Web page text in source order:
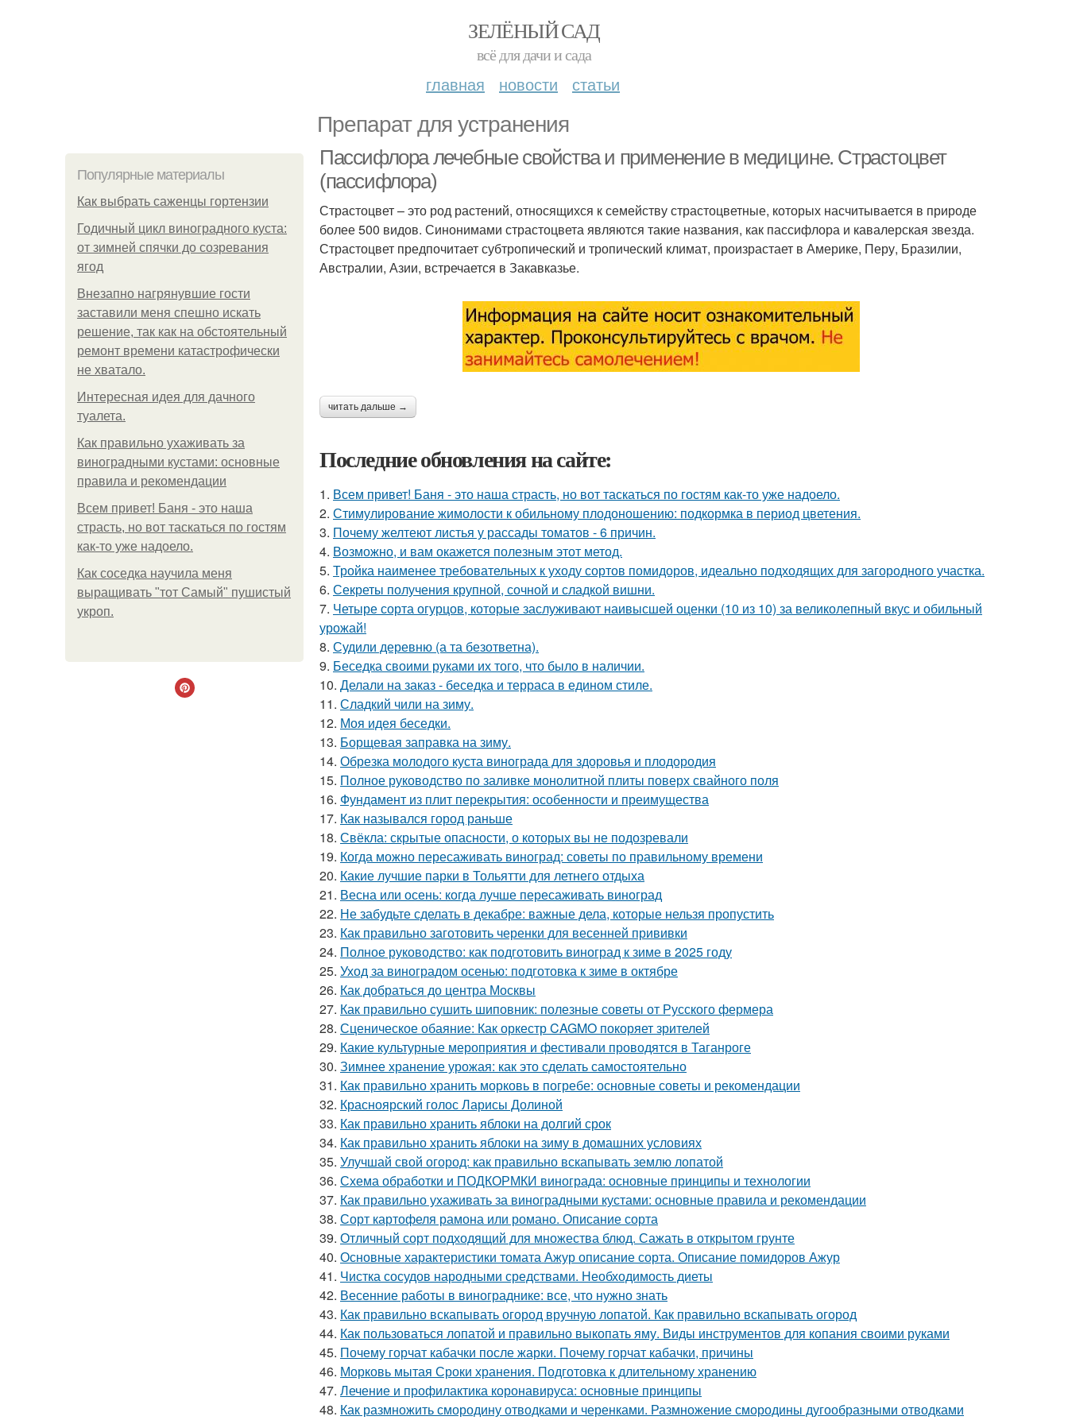
ЗЕЛЁНЫЙ САД
всё для дачи и сада
главная новости статьи
Препарат для устранения
Популярные материалы
Как выбрать саженцы гортензии
Годичный цикл виноградного куста:
от зимней спячки до созревания
ягод
Внезапно нагрянувшие гости
заставили меня спешно искать
решение, так как на обстоятельный
ремонт времени катастрофически
не хватало.
Интересная идея для дачного
туалета.
Как правильно ухаживать за
виноградными кустами: основные
правила и рекомендации
Всем привет! Баня - это наша
страсть, но вот таскаться по гостям
как-то уже надоело.
Как соседка научила меня
выращивать "тот Самый" пушистый
укроп.
Пассифлора лечебные свойства и применение в медицине. Страстоцвет
(пассифлора)
Страстоцвет – это род растений, относящихся к семейству страстоцветные, которых насчитывается в природе
более 500 видов. Синонимами страстоцвета являются такие названия, как пассифлора и кавалерская звезда.
Страстоцвет предпочитает субтропический и тропический климат, произрастает в Америке, Перу, Бразилии,
Австралии, Азии, встречается в Закавказье.
читать дальше →
Последние обновления на сайте:
1. Всем привет! Баня - это наша страсть, но вот таскаться по гостям как-то уже надоело.
2. Стимулирование жимолости к обильному плодоношению: подкормка в период цветения.
3. Почему желтеют листья у рассады томатов - 6 причин.
4. Возможно, и вам окажется полезным этот метод.
5. Тройка наименее требовательных к уходу сортов помидоров, идеально подходящих для загородного участка.
6. Секреты получения крупной, сочной и сладкой вишни.
7. Четыре сорта огурцов, которые заслуживают наивысшей оценки (10 из 10) за великолепный вкус и обильный
урожай!
8. Судили деревню (а та безответна).
9. Беседка своими руками их того, что было в наличии.
10. Делали на заказ - беседка и терраса в едином стиле.
11. Сладкий чили на зиму.
12. Моя идея беседки.
13. Борщевая заправка на зиму.
14. Обрезка молодого куста винограда для здоровья и плодородия
15. Полное руководство по заливке монолитной плиты поверх свайного поля
16. Фундамент из плит перекрытия: особенности и преимущества
17. Как назывался город раньше
18. Свёкла: скрытые опасности, о которых вы не подозревали
19. Когда можно пересаживать виноград: советы по правильному времени
20. Какие лучшие парки в Тольятти для летнего отдыха
21. Весна или осень: когда лучше пересаживать виноград
22. Не забудьте сделать в декабре: важные дела, которые нельзя пропустить
23. Как правильно заготовить черенки для весенней прививки
24. Полное руководство: как подготовить виноград к зиме в 2025 году
25. Уход за виноградом осенью: подготовка к зиме в октябре
26. Как добраться до центра Москвы
27. Как правильно сушить шиповник: полезные советы от Русского фермера
28. Сценическое обаяние: Как оркестр CAGMO покоряет зрителей
29. Какие культурные мероприятия и фестивали проводятся в Таганроге
30. Зимнее хранение урожая: как это сделать самостоятельно
31. Как правильно хранить морковь в погребе: основные советы и рекомендации
32. Красноярский голос Ларисы Долиной
33. Как правильно хранить яблоки на долгий срок
34. Как правильно хранить яблоки на зиму в домашних условиях
35. Улучшай свой огород: как правильно вскапывать землю лопатой
36. Схема обработки и ПОДКОРМКИ винограда: основные принципы и технологии
37. Как правильно ухаживать за виноградными кустами: основные правила и рекомендации
38. Сорт картофеля рамона или романо. Описание сорта
39. Отличный сорт подходящий для множества блюд. Сажать в открытом грунте
40. Основные характеристики томата Ажур описание сорта. Описание помидоров Ажур
41. Чистка сосудов народными средствами. Необходимость диеты
42. Весенние работы в винограднике: все, что нужно знать
43. Как правильно вскапывать огород вручную лопатой. Как правильно вскапывать огород
44. Как пользоваться лопатой и правильно выкопать яму. Виды инструментов для копания своими руками
45. Почему горчат кабачки после жарки. Почему горчат кабачки, причины
46. Морковь мытая Сроки хранения. Подготовка к длительному хранению
47. Лечение и профилактика коронавируса: основные принципы
48. Как размножить смородину отводками и черенками. Размножение смородины дугообразными отводками